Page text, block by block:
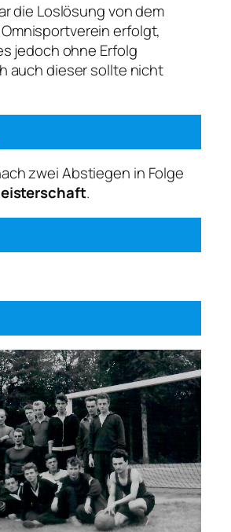
die Loslösung von dem
erfolgt,
jedoch ohne Erfolg
auch dieser sollte nicht
zwei Abstiegen in Folge
.